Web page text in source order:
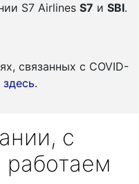
S7 Airlines S7 и SBI.
связанных c COVID-
здесь.
с